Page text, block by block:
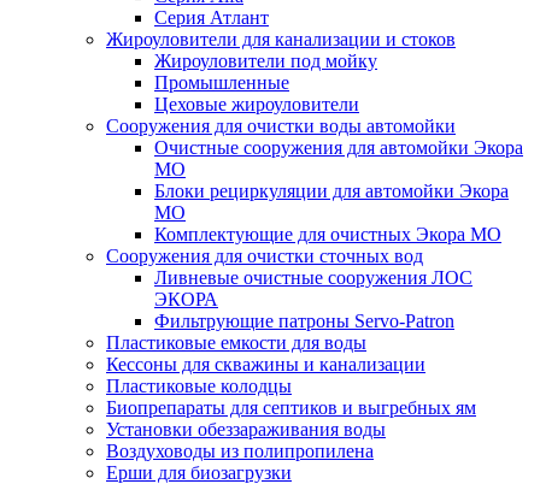
Серия Атлант
Жироуловители для канализации и стоков
Жироуловители под мойку
Промышленные
Цеховые жироуловители
Сооружения для очистки воды автомойки
Очистные сооружения для автомойки Экора
МО
Блоки рециркуляции для автомойки Экора
МО
Комплектующие для очистных Экора МО
Сооружения для очистки сточных вод
Ливневые очистные сооружения ЛОС
ЭКОРА
Фильтрующие патроны Servo-Patron
Пластиковые емкости для воды
Кессоны для скважины и канализации
Пластиковые колодцы
Биопрепараты для септиков и выгребных ям
Установки обеззараживания воды
Воздуховоды из полипропилена
Ерши для биозагрузки